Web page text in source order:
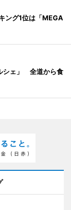
ング1位は「MEGA
シェ」 全道から食